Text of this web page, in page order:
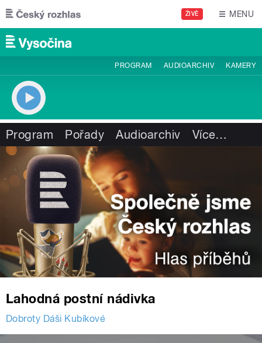
Přejít k hlavnímu obsahu
ŽIVĚ MENU
PROGRAM AUDIOARCHIV KAMERY
Program Pořady Audioarchiv Více…
Lahodná postní nádivka
Dobroty Dáši Kubíkové